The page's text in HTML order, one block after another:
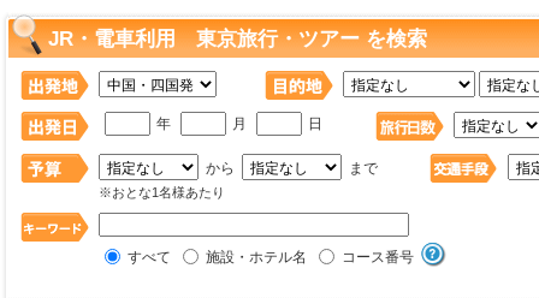
JR・電車利用 東京旅行・ツアー を検索
年 月 日
から まで
※おとな1名様あたり
すべて 施設・ホテル名 コース番号